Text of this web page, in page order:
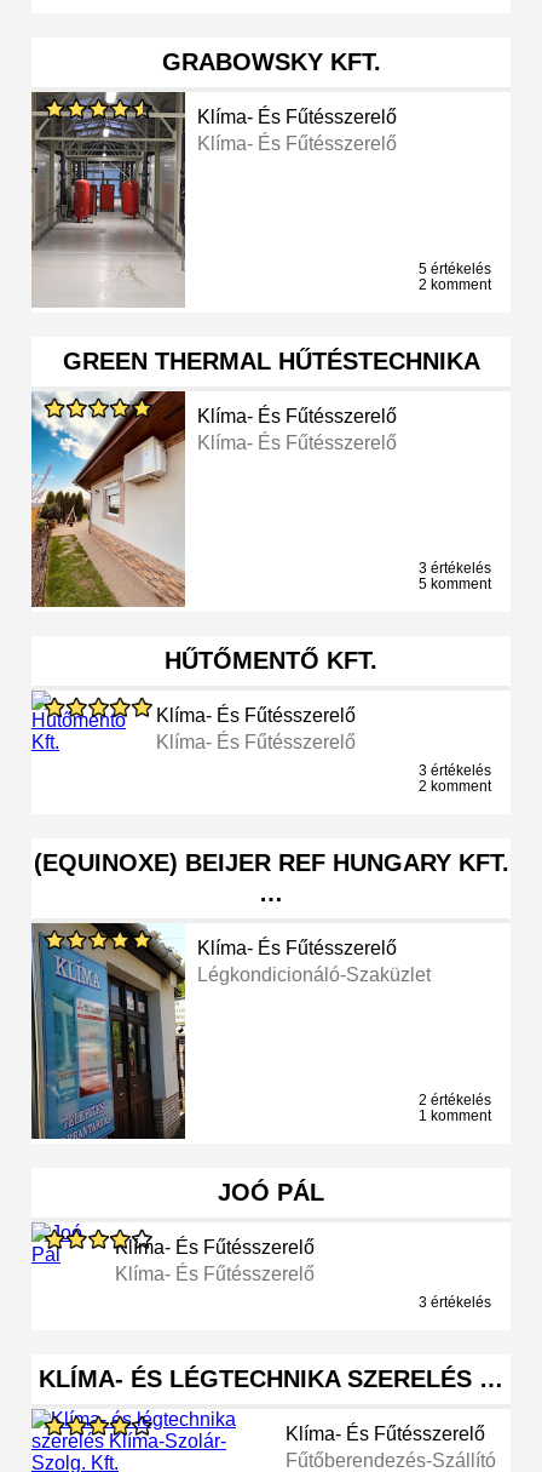
GRABOWSKY KFT.
Klíma- És Fűtésszerelő
Klíma- És Fűtésszerelő
5 értékelés
2 komment
GREEN THERMAL HŰTÉSTECHNIKA
Klíma- És Fűtésszerelő
Klíma- És Fűtésszerelő
3 értékelés
5 komment
HŰTŐMENTŐ KFT.
Klíma- És Fűtésszerelő
Klíma- És Fűtésszerelő
3 értékelés
2 komment
(EQUINOXE) BEIJER REF HUNGARY KFT.
…
Klíma- És Fűtésszerelő
Légkondicionáló-Szaküzlet
2 értékelés
1 komment
JOÓ PÁL
Klíma- És Fűtésszerelő
Klíma- És Fűtésszerelő
3 értékelés
KLÍMA- ÉS LÉGTECHNIKA SZERELÉS …
Klíma- És Fűtésszerelő
Fűtőberendezés-Szállító